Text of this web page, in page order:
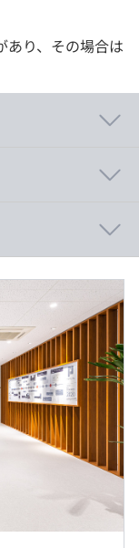
あり、その場合は
ない組み込み開
携わっていただ
るため、エンジニ
からの監視制御
要素技術開発
ありません）
45分）
なし/フレキシブ